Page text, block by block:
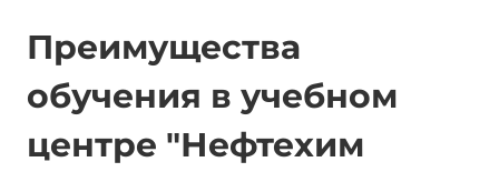
Преимущества
обучения в учебном
центре "Нефтехим